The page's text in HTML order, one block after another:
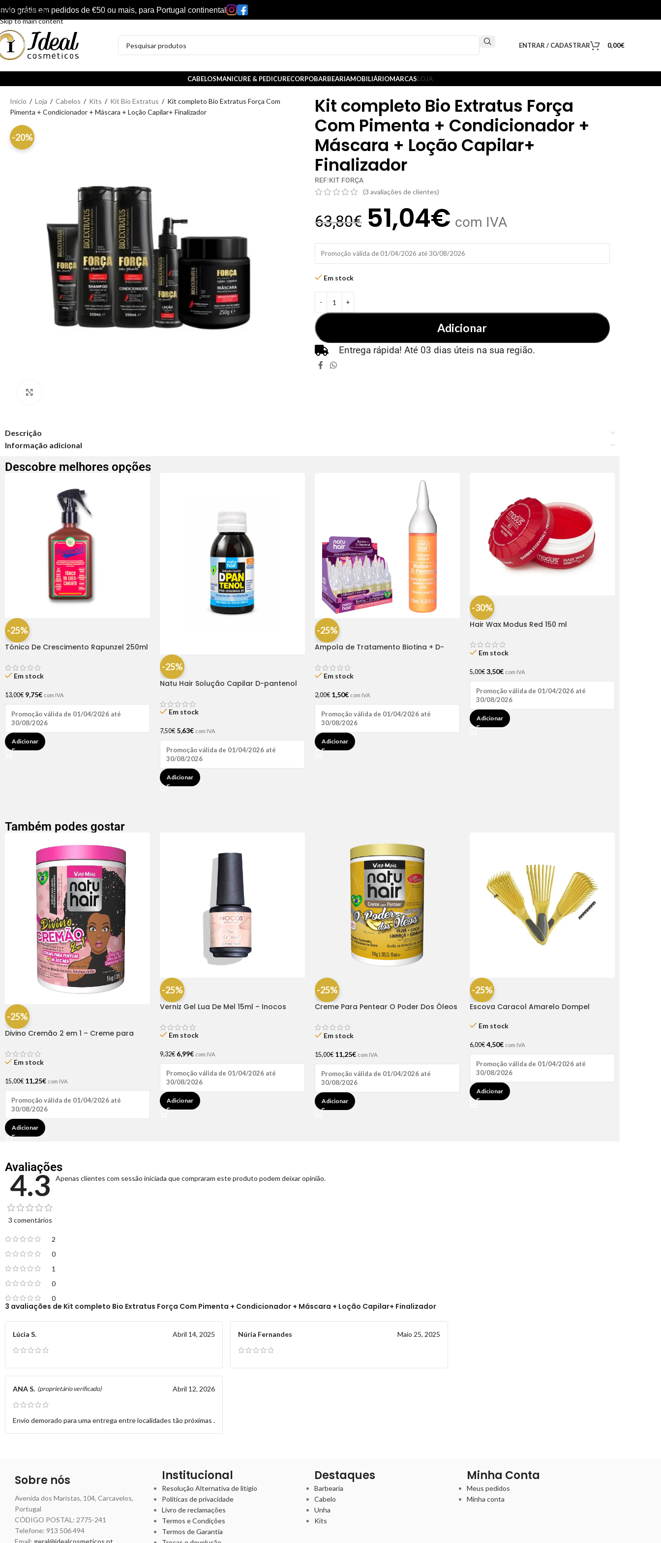
Skip to navigation
Skip to main content
grátis em pedidos de €50 ou mais, para Portugal continental
ENTRAR / CADASTRAR 0,00€
CABELOSMANICURE & PEDICURECORPOBARBEARIAMOBILIÁRIOMARCASLOJA
Início / Loja / Cabelos / Kits / Kit Bio Extratus / Kit completo Bio Extratus Força Com
Pimenta + Condicionador + Máscara + Loção Capilar+ Finalizador
-20%
Kit completo Bio Extratus Força
Com Pimenta + Condicionador +
Máscara + Loção Capilar+
Finalizador
REF:KIT FORÇA
(3 avaliações de clientes)
63,80€ 51,04€ com IVA
Promoção válida de 01/04/2026 até 30/08/2026
Em stock
Adicionar
Entrega rápida! Até 03 dias úteis na sua região.
Descrição
Informação adicional
Descobre melhores opções
-25%
Tónico De Crescimento Rapunzel 250ml
Em stock
13,00€ 9,75€ com IVA
Promoção válida de 01/04/2026 até
30/08/2026
Adicionar
-25%
Natu Hair Solução Capilar D-pantenol
Em stock
7,50€ 5,63€ com IVA
Promoção válida de 01/04/2026 até
30/08/2026
Adicionar
-25%
Ampola de Tratamento Biotina + D-
Em stock
2,00€ 1,50€ com IVA
Promoção válida de 01/04/2026 até
30/08/2026
Adicionar
-30%
Hair Wax Modus Red 150 ml
Em stock
5,00€ 3,50€ com IVA
Promoção válida de 01/04/2026 até
30/08/2026
Adicionar
Também podes gostar
-25%
Divino Cremão 2 em 1 – Creme para
Natu Hair
Em stock
15,00€ 11,25€ com IVA
Promoção válida de 01/04/2026 até
30/08/2026
Adicionar
-25%
Verniz Gel Lua De Mel 15ml – Inocos
Em stock
9,32€ 6,99€ com IVA
Promoção válida de 01/04/2026 até
30/08/2026
Adicionar
-25%
Creme Para Pentear O Poder Dos Óleos
Em stock
15,00€ 11,25€ com IVA
Promoção válida de 01/04/2026 até
30/08/2026
Adicionar
-25%
Escova Caracol Amarelo Dompel
Em stock
6,00€ 4,50€ com IVA
Promoção válida de 01/04/2026 até
30/08/2026
Adicionar
Avaliações
4.3
3 comentários
2
0
1
0
0
3 avaliações de Kit completo Bio Extratus Força Com Pimenta + Condicionador + Máscara + Loção Capilar+ Finalizador
Lúcia S. Abril 14, 2025 Núria Fernandes Maio 25, 2025
ANA S. (proprietário verificado) Abril 12, 2026
Envio demorado para uma entrega entre localidades tão próximas .
Apenas clientes com sessão iniciada que compraram este produto podem deixar opinião.
Sobre nós
Avenida dos Maristas, 104, Carcavelos,
Portugal
CÓDIGO POSTAL: 2775-241
Telefone: 913 506 494
Email: geral@idealcosmeticos.pt
Institucional
Resolução Alternativa de litígio
Políticas de privacidade
Livro de reclamações
Termos e Condições
Termos de Garantia
Destaques
Barbearia
Cabelo
Unha
Kits
Minha Conta
Meus pedidos
Minha conta